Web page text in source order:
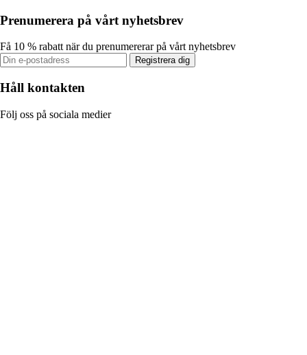
Prenumerera på vårt nyhetsbrev
Få 10 % rabatt när du prenumererar på vårt nyhetsbrev
Registrera dig
Håll kontakten
Följ oss på sociala medier